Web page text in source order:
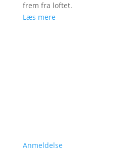
frem fra loftet.
Læs mere
Anmeldelse